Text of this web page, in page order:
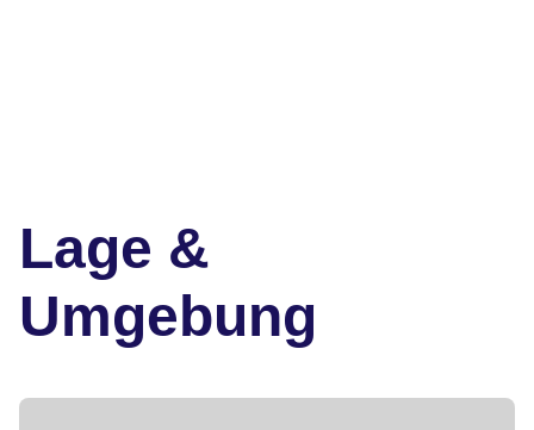
Lage &
Umgebung